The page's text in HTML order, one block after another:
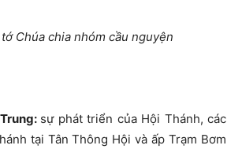
Chúa chia nhóm cầu nguyện
sự phát triển của Hội Thánh, các
tại Tân Thông Hội và ấp Trạm Bơm